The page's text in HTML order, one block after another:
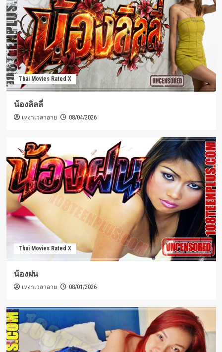
Thai Movies Rated X
น้องลิลลี่
เหงาเวลาอาย 08/04/2026
Thai Movies Rated X
น้องฝน
เหงาเวลาอาย 08/01/2026